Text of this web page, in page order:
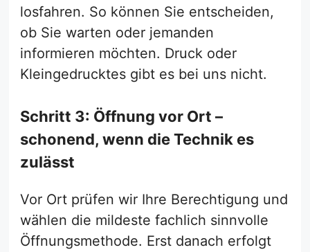
losfahren. So können Sie entscheiden,
ob Sie warten oder jemanden
informieren möchten. Druck oder
Kleingedrucktes gibt es bei uns nicht.
Schritt 3: Öffnung vor Ort –
schonend, wenn die Technik es
zulässt
Vor Ort prüfen wir Ihre Berechtigung und
wählen die mildeste fachlich sinnvolle
Öffnungsmethode. Erst danach erfolgt